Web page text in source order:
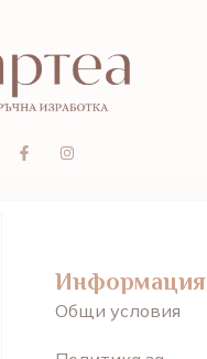
Информация
Общи условия